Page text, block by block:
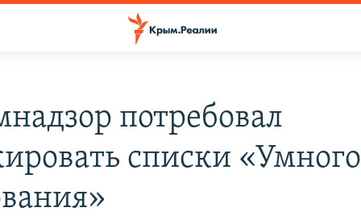
потребовал
списки «Умного